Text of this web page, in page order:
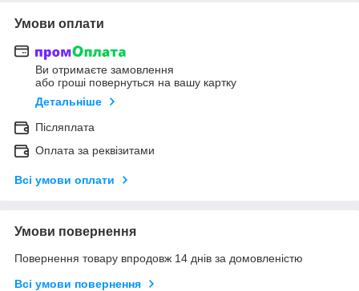
Умови оплати
Ви отримаєте замовлення
або гроші повернуться на вашу картку
Детальніше
Післяплата
Оплата за реквізитами
Всі умови оплати
Умови повернення
Повернення товару впродовж 14 днів за домовленістю
Всі умови повернення